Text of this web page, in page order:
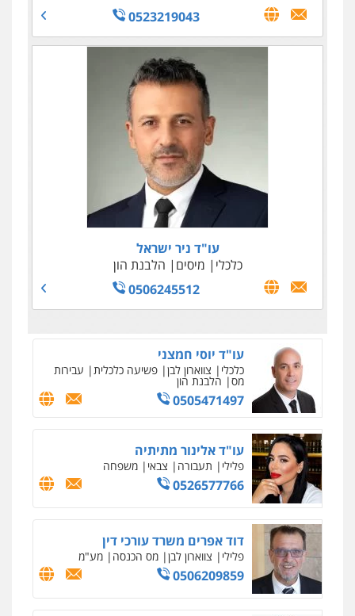
0523219043
עו"ד ניר ישראל
כלכלי
מיסים
הלבנת הון
0506245512
עו"ד שאדי סרוג'י
צבאי
עורכי דין לענייני אסירים
0525450255
עו"ד טליה גרידיש
צבאי
עורכי דין לענייני אסירים
0523307111
עו"ד יוסי חמצני
כלכלי צווארון לבן פשיעה כלכלית עבירות
מס הלבנת הון
0505471497
עו"ד אלינור מתיתיה
פלילי תעבורה צבאי משפחה
0526577766
דוד אפרים משרד עורכי דין
פלילי צווארון לבן מס הכנסה מע"מ
0506209859